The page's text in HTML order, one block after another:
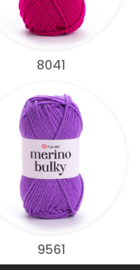
8041
9561